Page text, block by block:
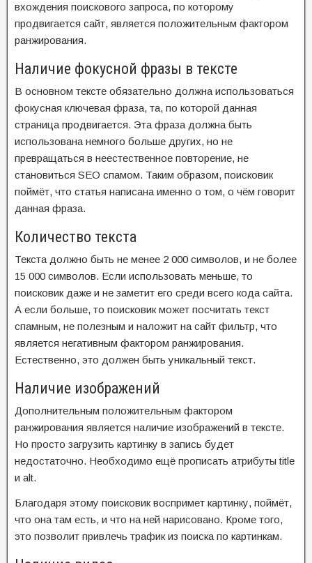
вхождения поискового запроса, по которому
продвигается сайт, является положительным фактором
ранжирования.
Наличие фокусной фразы в тексте
В основном тексте обязательно должна использоваться
фокусная ключевая фраза, та, по которой данная
страница продвигается. Эта фраза должна быть
использована немного больше других, но не
превращаться в неестественное повторение, не
становиться SEO спамом. Таким образом, поисковик
поймёт, что статья написана именно о том, о чём говорит
данная фраза.
Количество текста
Текста должно быть не менее 2 000 символов, и не более
15 000 символов. Если использовать меньше, то
поисковик даже и не заметит его среди всего кода сайта.
А если больше, то поисковик может посчитать текст
спамным, не полезным и наложит на сайт фильтр, что
является негативным фактором ранжирования.
Естественно, это должен быть уникальный текст.
Наличие изображений
Дополнительным положительным фактором
ранжирования является наличие изображений в тексте.
Но просто загрузить картинку в запись будет
недостаточно. Необходимо ещё прописать атрибуты title
и alt.
Благодаря этому поисковик воспримет картинку, поймёт,
что она там есть, и что на ней нарисовано. Кроме того,
это позволит привлечь трафик из поиска по картинкам.